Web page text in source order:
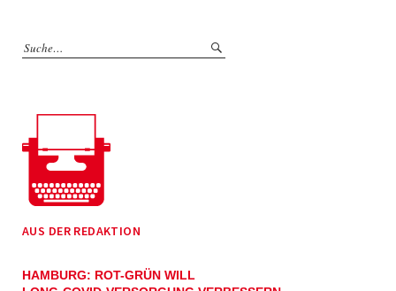
AUS DER REDAKTION
HAMBURG: ROT-GRÜN WILL